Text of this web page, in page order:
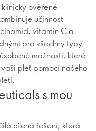
ověřené
účinnost
vitamin C a
pro všechny typy
možnosti, které
pleť pomocí našeho
s mou
cílená řešení, která